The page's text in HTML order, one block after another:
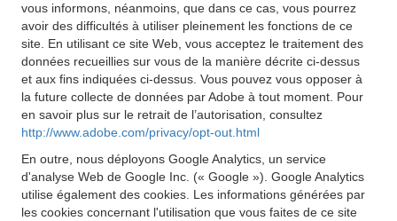
vous informons, néanmoins, que dans ce cas, vous pourrez
avoir des difficultés à utiliser pleinement les fonctions de ce
site. En utilisant ce site Web, vous acceptez le traitement des
données recueillies sur vous de la manière décrite ci-dessus
et aux fins indiquées ci-dessus. Vous pouvez vous opposer à
la future collecte de données par Adobe à tout moment. Pour
en savoir plus sur le retrait de l’autorisation, consultez
http://www.adobe.com/privacy/opt-out.html
En outre, nous déployons Google Analytics, un service
d'analyse Web de Google Inc. (« Google »). Google Analytics
utilise également des cookies. Les informations générées par
les cookies concernant l'utilisation que vous faites de ce site